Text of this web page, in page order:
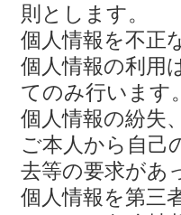
則とします。
個人情報を不正
個人情報の利用
てのみ行います
個人情報の紛失
ご本人から自己
去等の要求があ
個人情報を第三